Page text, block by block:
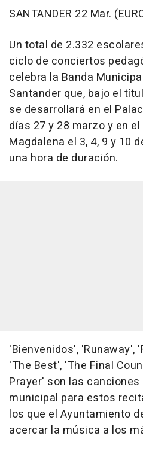
SANTANDER 22 Mar.
Un total de 2.332
ciclo de conciertos
celebra la Banda
Santander que, bajo el
se desarrollará en el
días 27 y 28 marzo y en
Magdalena el 3, 4, 9 y 10
una hora de duración.
'Bienvenidos', 'Runaway',
'The Best', 'The Final
Prayer' son las
municipal para estos
los que el Ayuntamiento
acercar la música a los